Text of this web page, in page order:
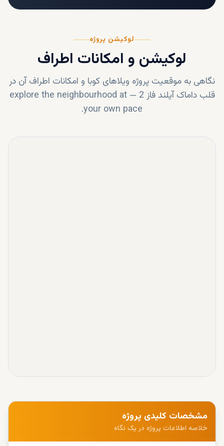
لوکیشن پروژه
لوکیشن و امکانات اطراف
نگاهی به موقعیت پروژه ویلاهای کوبا و امکانات اطراف آن در
قلب داماک آیلند فاز 2 —
explore the neighbourhood at
your own pace.
مشخصات کلیدی پروژه
خلاصه اطلاعات پروژه در یک نگاه